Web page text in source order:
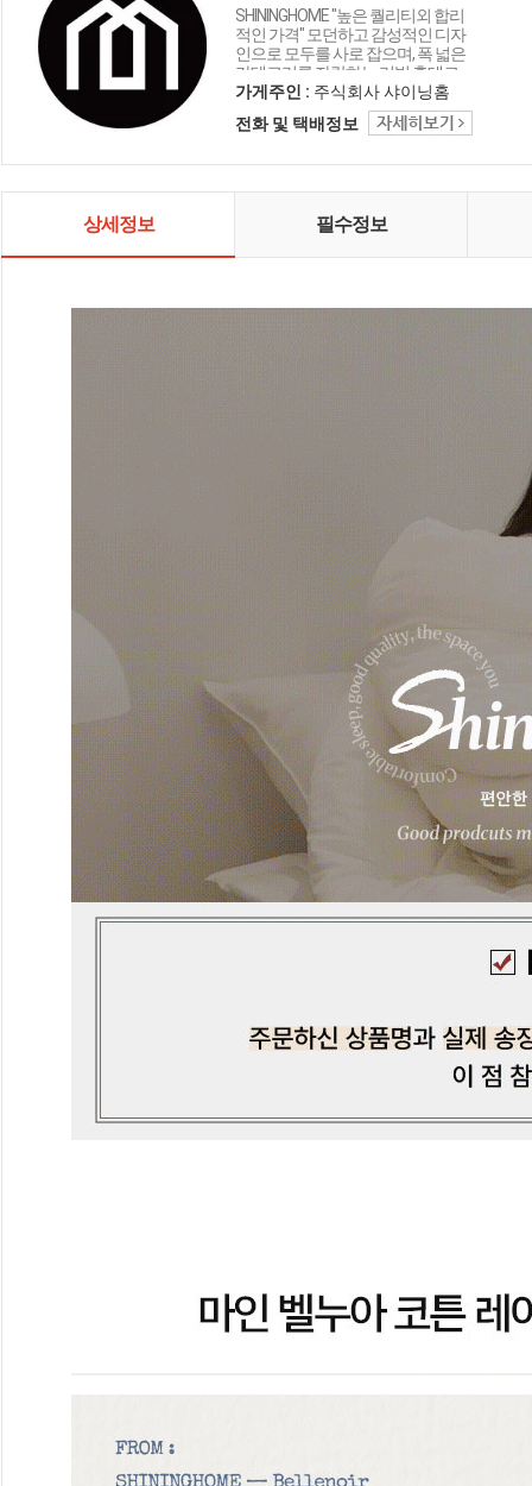
SHININGHOME "높은 퀄리티외 합리
적인 가격" 모던하고 감성적인 디자
인으로 모두를 사로 잡으며, 폭 넓은
카테고리를 자랑하는 리빙 홈데코
인테리어 샤이닝홈입니다.
가게주인 : 주식회사 샤이닝홈
전화 및 택배정보
상세정보 필수정보